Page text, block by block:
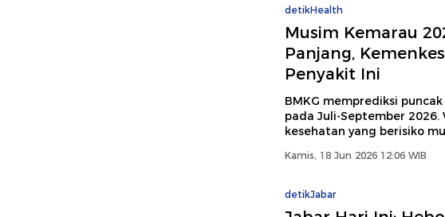
detikHealth
Musim Kemarau
Panjang,
Penyakit Ini
BMKG memprediksi
pada Juli-September 2026.
kesehatan yang berisiko
Kamis, 18 Jun 2026 12:06 WIB
detikJabar